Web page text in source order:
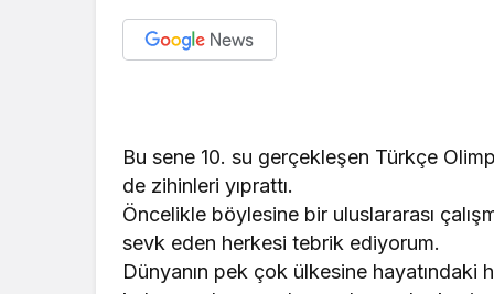
Bu sene 10. su gerçekleşen Türkçe
de zihinleri yıprattı.
Öncelikle böylesine bir uluslararası
sevk eden herkesi tebrik ediyorum.
Dünyanın pek çok ülkesine